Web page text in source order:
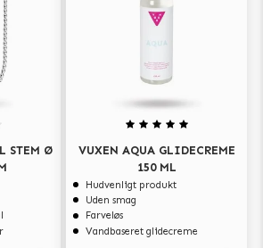
for erfarne brugere – MEADEEP XL
et helt nyt niveau af intensitet og
STEM Ø
VUXEN AQUA GLIDECREME
150 ML
Hudvenligt produkt
Uden smag
Farveløs
Vandbaseret glidecreme